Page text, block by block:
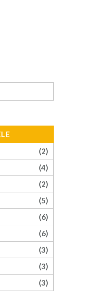
(2)
(4)
(2)
(5)
(6)
(6)
(3)
(3)
(3)